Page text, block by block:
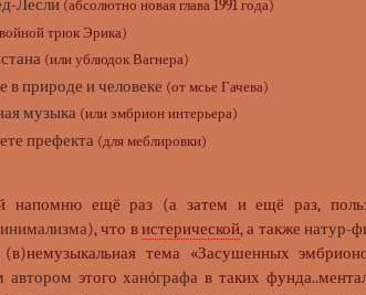
Лесли (абсолютно новая глава 1991 года)
трюк Эрика)
(или ублюдок Вагнера)
в природе и человеке (от мсье Гачева)
музыка (или эмбрион интерьера)
префекта (для меблировки)
напомню ещё раз (а затем и ещё раз,
), что вистерической, а такженатур-
тема «Засушенных
автором этогоханóграфа в таких